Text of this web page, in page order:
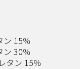
ン 15％
ン 30％
タン 15％